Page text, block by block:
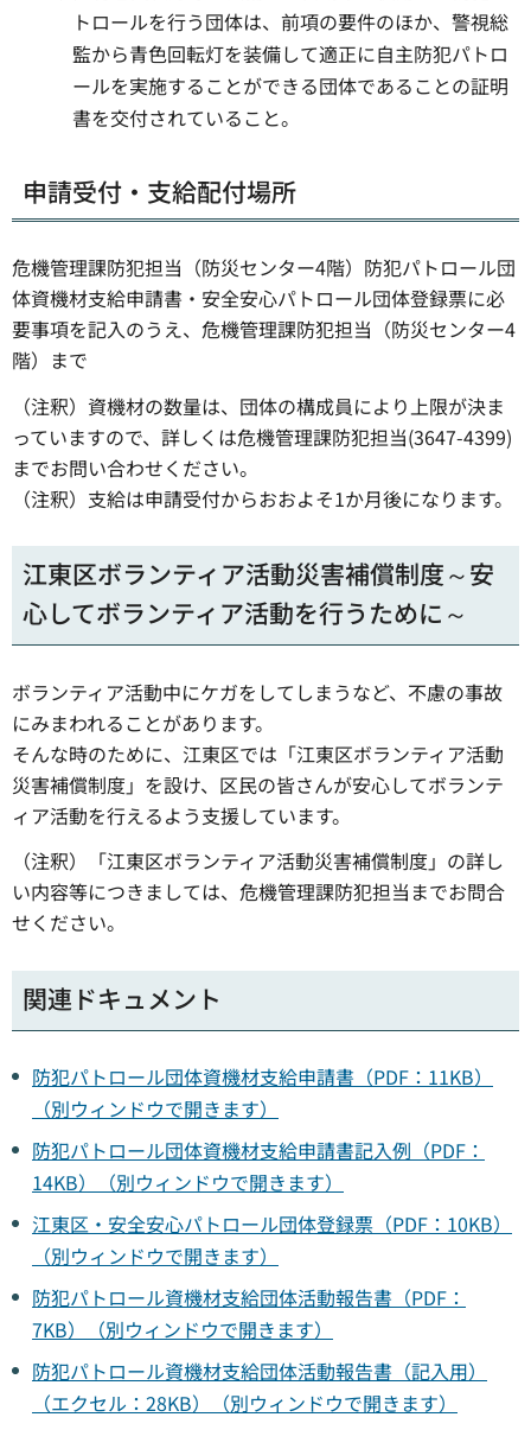
トロールを行う団体は、前項の要件のほか、警視総
監から青色回転灯を装備して適正に自主防犯パトロ
ールを実施することができる団体であることの証明
書を交付されていること。
申請受付・支給配付場所
危機管理課防犯担当（防災センター4階）防犯パトロール団
体資機材支給申請書・安全安心パトロール団体登録票に必
要事項を記入のうえ、危機管理課防犯担当（防災センター4
階）まで
（注釈）資機材の数量は、団体の構成員により上限が決ま
っていますので、詳しくは危機管理課防犯担当(3647-4399)
までお問い合わせください。
（注釈）支給は申請受付からおおよそ1か月後になります。
江東区ボランティア活動災害補償制度～安
心してボランティア活動を行うために～
ボランティア活動中にケガをしてしまうなど、不慮の事故
にみまわれることがあります。
そんな時のために、江東区では「江東区ボランティア活動
災害補償制度」を設け、区民の皆さんが安心してボランテ
ィア活動を行えるよう支援しています。
（注釈）「江東区ボランティア活動災害補償制度」の詳し
い内容等につきましては、危機管理課防犯担当までお問合
せください。
関連ドキュメント
防犯パトロール団体資機材支給申請書（PDF：11KB）
（別ウィンドウで開きます）
防犯パトロール団体資機材支給申請書記入例（PDF：
14KB）（別ウィンドウで開きます）
江東区・安全安心パトロール団体登録票（PDF：10KB）
（別ウィンドウで開きます）
防犯パトロール資機材支給団体活動報告書（PDF：
7KB）（別ウィンドウで開きます）
防犯パトロール資機材支給団体活動報告書（記入用）
（エクセル：28KB）（別ウィンドウで開きます）